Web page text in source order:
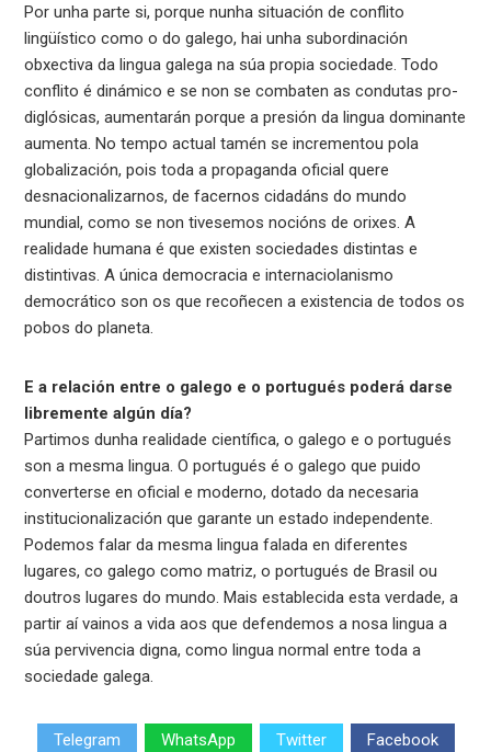
Por unha parte si, porque nunha situación de conflito
lingüístico como o do galego, hai unha subordinación
obxectiva da lingua galega na súa propia sociedade. Todo
conflito é dinámico e se non se combaten as condutas pro-
diglósicas, aumentarán porque a presión da lingua dominante
aumenta. No tempo actual tamén se incrementou pola
globalización, pois toda a propaganda oficial quere
desnacionalizarnos, de facernos cidadáns do mundo
mundial, como se non tivesemos nocións de orixes. A
realidade humana é que existen sociedades distintas e
distintivas. A única democracia e internaciolanismo
democrático son os que recoñecen a existencia de todos os
pobos do planeta.
E a relación entre o galego e o portugués poderá darse
libremente algún día?
Partimos dunha realidade científica, o galego e o portugués
son a mesma lingua. O portugués é o galego que puido
converterse en oficial e moderno, dotado da necesaria
institucionalización que garante un estado independente.
Podemos falar da mesma lingua falada en diferentes
lugares, co galego como matriz, o portugués de Brasil ou
doutros lugares do mundo. Mais establecida esta verdade, a
partir aí vainos a vida aos que defendemos a nosa lingua a
súa pervivencia digna, como lingua normal entre toda a
sociedade galega.
Telegram WhatsApp Twitter Facebook